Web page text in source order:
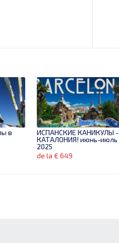
в
ИСПАНСКИЕ КАНИКУЛЫ -
КАТАЛОНИЯ! июнь-июль
2025
de la € 649